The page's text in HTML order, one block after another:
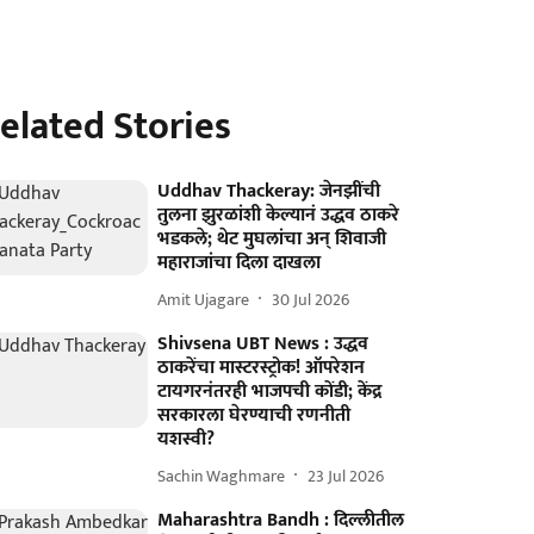
Stories
Uddhav Thackeray: जेनझींची
तुलना झुरळांशी केल्यानं उद्धव ठाकरे
भडकले; थेट मुघलांचा अन् शिवाजी
महाराजांचा दिला दाखला
Amit Ujagare 30 Jul 2026
Shivsena UBT News : उद्धव
ठाकरेंचा मास्टरस्ट्रोक! ऑपरेशन
टायगरनंतरही भाजपची कोंडी; केंद्र
सरकारला घेरण्याची रणनीती
यशस्वी?
Sachin Waghmare 23 Jul 2026
Maharashtra Bandh : दिल्लीतील